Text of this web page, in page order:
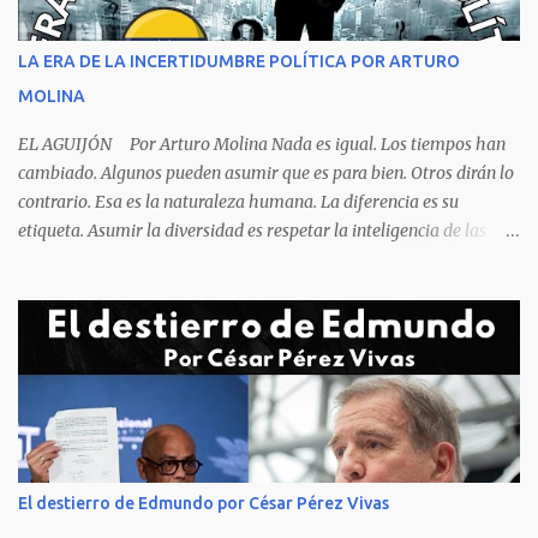
orden y el campeón mundial sentado apacible y sin presentar su
rostro rasgos de asfixia mecánica, que se reflejan en un color
recuento de lo sucedido antes de este día fatídico. ...
LA ERA DE LA INCERTIDUMBRE POLÍTICA POR ARTURO
MOLINA
EL AGUIJÓN Por Arturo Molina Nada es igual. Los tiempos han
cambiado. Algunos pueden asumir que es para bien. Otros dirán lo
contrario. Esa es la naturaleza humana. La diferencia es su
etiqueta. Asumir la diversidad es respetar la inteligencia de las
obliga a los líderes, a crear de forma urgente, estrategias
responsables para restituir la confianza de los ciudadanos hacia
las instituciones. El desmoronamiento moral de la sociedad va a
repercutir en la de los gobernantes, a quienes los devorará la
soledad. Un soplo de aliento fresco es la solicitud en la calle. La
relación sólida entre gobernantes y gobernados se construye con
base a la comunicación y la transparencia en las actuaciones. El
gobernante que pretenda una oposición a su medida obtendrá
El destierro de Edmundo por César Pérez Vivas